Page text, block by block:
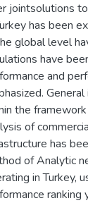
jointsolutions
has been
global level
have
and
the
of
has
of Analytic
in Turkey,